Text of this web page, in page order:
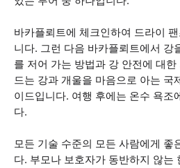
바카플뢰트에 체크인하여 드라이
니다. 그런 다음 바카플뢰트에서 강
를 저어 가는 방법과 강 안전에 대
드는 강과 개울을 마음으로 아는 국
이드입니다. 여행 후에는 온수 욕조
다.
모든 기술 수준의 모든 사람에게 좋
다. 부모나 보호자가 동반하지 않는